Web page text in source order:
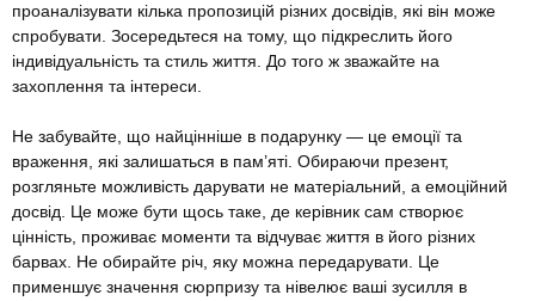
проаналізувати кілька пропозицій різних досвідів, які він може
спробувати. Зосередьтеся на тому, що підкреслить його
індивідуальність та стиль життя. До того ж зважайте на
захоплення та інтереси.
Не забувайте, що найцінніше в подарунку — це емоції та
враження, які залишаться в пам’яті. Обираючи презент,
розгляньте можливість дарувати не матеріальний, а емоційний
досвід. Це може бути щось таке, де керівник сам створює
цінність, проживає моменти та відчуває життя в його різних
барвах. Не обирайте річ, яку можна передарувати. Це
применшує значення сюрпризу та нівелює ваші зусилля в